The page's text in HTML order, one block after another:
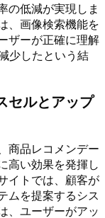
の低減が実現しま
、画像検索機能を
ザーが正確に理解
少したという結
セルとアップ
商品レコメンデー
高い効果を発揮し
イトでは、顧客が
ムを提案するシス
、ユーザーがアッ